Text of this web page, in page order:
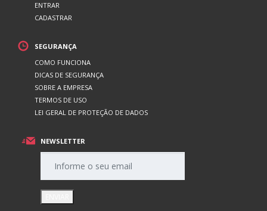
ENTRAR
CADASTRAR
SEGURANÇA
COMO FUNCIONA
DICAS DE SEGURANÇA
SOBRE A EMPRESA
TERMOS DE USO
LEI GERAL DE PROTEÇÃO DE DADOS
NEWSLETTER